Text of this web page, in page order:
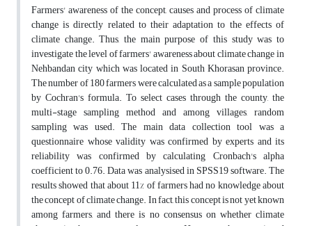
Farmers' awareness of the concept, causes and process of climate
change is directly related to their adaptation to the effects of
climate change. Thus, the main purpose of this study was to
investigate the level of farmers' awareness about climate change in
Nehbandan city which was located in South Khorasan province.
The number of 180 farmers were calculated as a sample population
by Cochran's formula. To select cases through the county, the
multi-stage sampling method and among villages, random
sampling was used. The main data collection tool was a
questionnaire whose validity was confirmed by experts and its
reliability was confirmed by calculating Cronbach's alpha
coefficient to 0.76. Data was analysised in SPSS19 software. The
results showed that about 11% of farmers had no knowledge about
the concept of climate change. In fact, this concept is not yet known
among farmers, and there is no consensus on whether climate